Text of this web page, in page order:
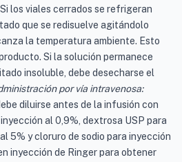
los viales cerrados se refrigeran
que se redisuelve agitándolo
la temperatura ambiente. Esto
Si la solución permanece
insoluble, debe desecharse el
por vía intravenosa:
diluirse antes de la infusión con
al 0,9%, dextrosa USP para
5% y cloruro de sodio para inyección
inyección de Ringer para obtener